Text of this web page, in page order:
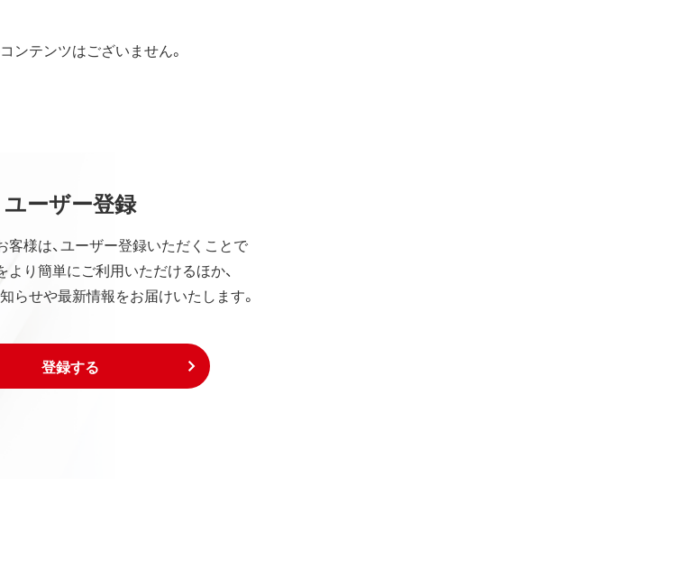
ンテンツはございません。
ユーザー登録
客様は、ユーザー登録いただくことで
より簡単にご利用いただけるほか、
らせや最新情報をお届けいたします。
登録する